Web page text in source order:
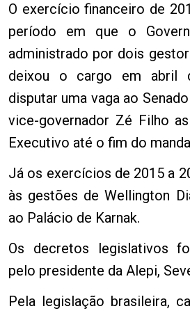
O exercício financeiro de
período em que o
administrado por dois
deixou o cargo em abril
disputar uma vaga ao
vice-governador Zé Filho
Executivo até o fim do
Já os exercícios de 2015 a
às gestões de Wellington
ao Palácio de Karnak.
Os decretos legislativos
pelo presidente da Alepi,
Pela legislação brasileira,